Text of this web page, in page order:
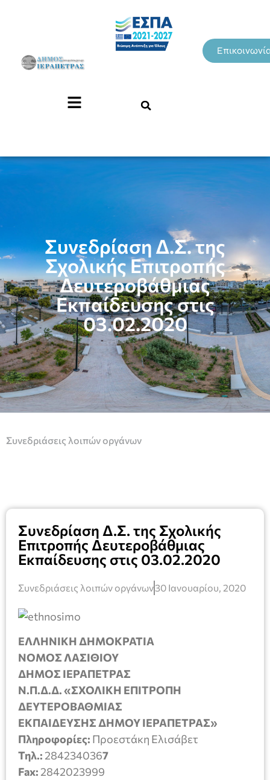
Συνεδρίαση Δ.Σ. της
Σχολικής Επιτροπής
Δευτεροβάθμιας
Εκπαίδευσης στις
03.02.2020
Συνεδριάσεις λοιπών οργάνων
Συνεδρίαση Δ.Σ. της Σχολικής
Επιτροπής Δευτεροβάθμιας
Εκπαίδευσης στις 03.02.2020
Συνεδριάσεις λοιπών οργάνων30 Ιανουαρίου, 2020
ΕΛΛΗΝΙΚΗ ΔΗΜΟΚΡΑΤΙΑ
ΝΟΜΟΣ ΛΑΣΙΘΙΟΥ
ΔΗΜΟΣ ΙΕΡΑΠΕΤΡΑΣ
Ν.Π.Δ.Δ. «ΣΧΟΛΙΚΗ ΕΠΙΤΡΟΠΗ
ΔΕΥΤΕΡΟΒΑΘΜΙΑΣ
ΕΚΠΑΙΔΕΥΣΗΣ ΔΗΜΟΥ ΙΕΡΑΠΕΤΡΑΣ»
Πληροφορίες: Προεστάκη Ελισάβετ
Τηλ.: 2842340367
Fax: 2842023999